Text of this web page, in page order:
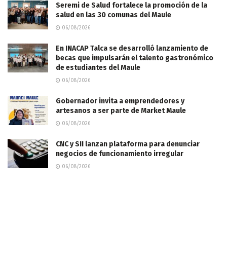
Seremi de Salud fortalece la promoción de la
salud en las 30 comunas del Maule
06/08/2026
En INACAP Talca se desarrolló lanzamiento de
becas que impulsarán el talento gastronómico
de estudiantes del Maule
06/08/2026
Gobernador invita a emprendedores y
artesanos a ser parte de Market Maule
06/08/2026
CNC y SII lanzan plataforma para denunciar
negocios de funcionamiento irregular
06/08/2026